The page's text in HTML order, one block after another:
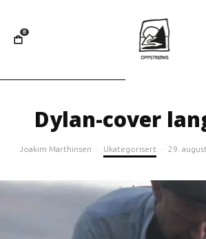
0
Dylan-cover
Joakim Marthinsen · Ukategorisert · 29.